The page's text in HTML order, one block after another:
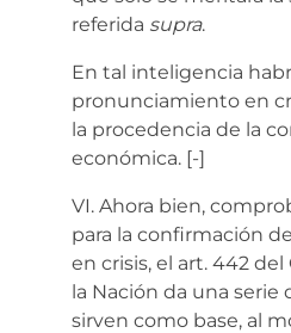
referida supra.
En tal inteligencia
pronunciamiento en
la procedencia de la
económica. [-]
VI. Ahora bien,
para la confirmación
en crisis, el art. 442 del
la Nación da una serie
sirven como base, al